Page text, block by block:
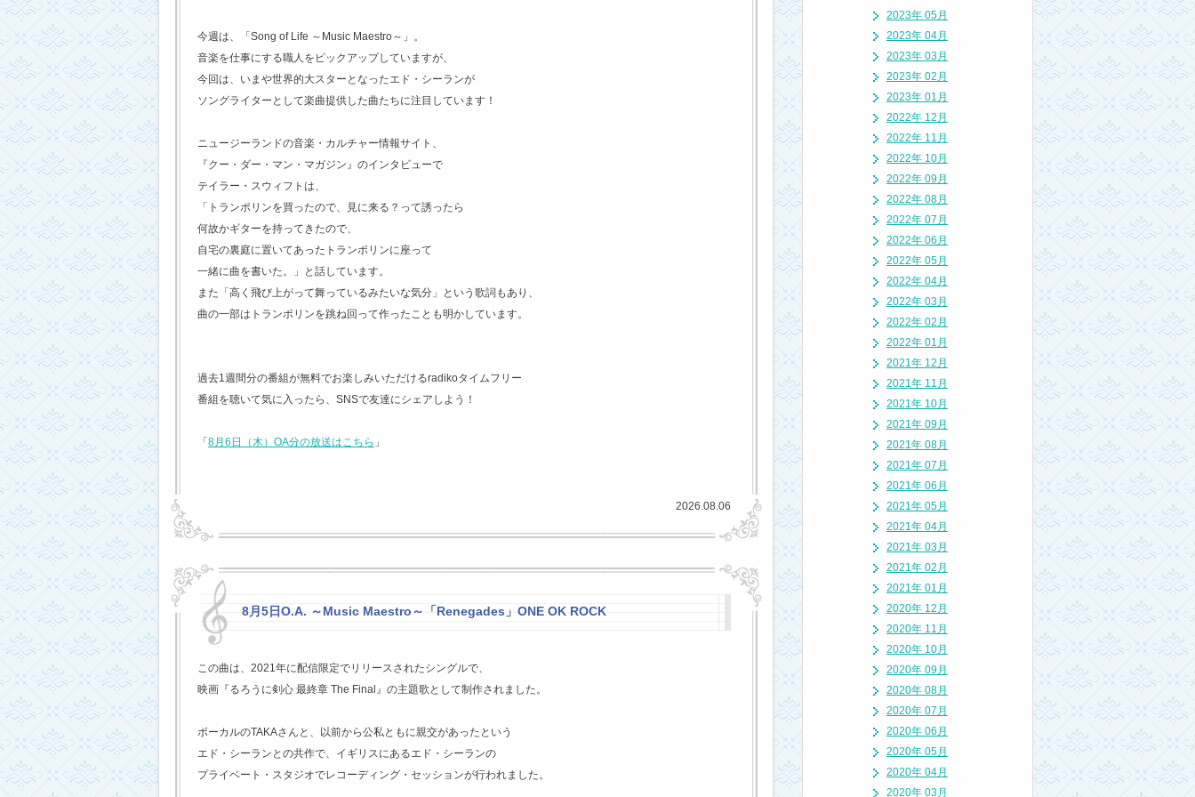
今週は、「Song of Life ～Music Maestro～」。
音楽を仕事にする職人をピックアップしていますが、
今回は、いまや世界的大スターとなったエド・シーランが
ソングライターとして楽曲提供した曲たちに注目しています！
ニュージーランドの音楽・カルチャー情報サイト、
『クー・ダー・マン・マガジン』のインタビューで
テイラー・スウィフトは、
「トランポリンを買ったので、見に来る？って誘ったら
何故かギターを持ってきたので、
自宅の裏庭に置いてあったトランポリンに座って
一緒に曲を書いた。」と話しています。
また「高く飛び上がって舞っているみたいな気分」という歌詞もあり、
曲の一部はトランポリンを跳ね回って作ったことも明かしています。
過去1週間分の番組が無料でお楽しみいただけるradikoタイムフリー
番組を聴いて気に入ったら、SNSで友達にシェアしよう！
「 8月6日（木）OA分の放送はこちら 」
2026.08.06
8月5日O.A. ～Music Maestro～「Renegades」ONE OK ROCK
この曲は、2021年に配信限定でリリースされたシングルで、
映画『るろうに剣心 最終章 The Final』の主題歌として制作されました。
ボーカルのTAKAさんと、以前から公私ともに親交があったという
エド・シーランとの共作で、イギリスにあるエド・シーランの
プライベート・スタジオでレコーディング・セッションが行われました。
2023年 05月
2023年 04月
2023年 03月
2023年 02月
2023年 01月
2022年 12月
2022年 11月
2022年 10月
2022年 09月
2022年 08月
2022年 07月
2022年 06月
2022年 05月
2022年 04月
2022年 03月
2022年 02月
2022年 01月
2021年 12月
2021年 11月
2021年 10月
2021年 09月
2021年 08月
2021年 07月
2021年 06月
2021年 05月
2021年 04月
2021年 03月
2021年 02月
2021年 01月
2020年 12月
2020年 11月
2020年 10月
2020年 09月
2020年 08月
2020年 07月
2020年 06月
2020年 05月
2020年 04月
2020年 03月